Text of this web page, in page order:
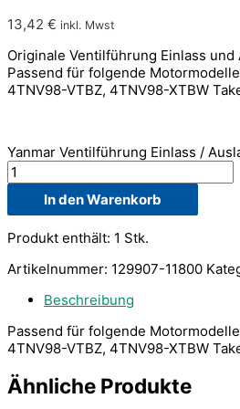
13,42 € inkl. Mwst
Originale Ventilführung Einlass und
Passend für folgende
4TNV98-VTBZ, 4TNV98-XTBW
Yanmar Ventilführung Einlass /
In den Warenkorb
Produkt enthält: 1 Stk.
Artikelnummer: 129907-11800
Beschreibung
Passend für folgende
4TNV98-VTBZ, 4TNV98-XTBW
Ähnliche Produkte